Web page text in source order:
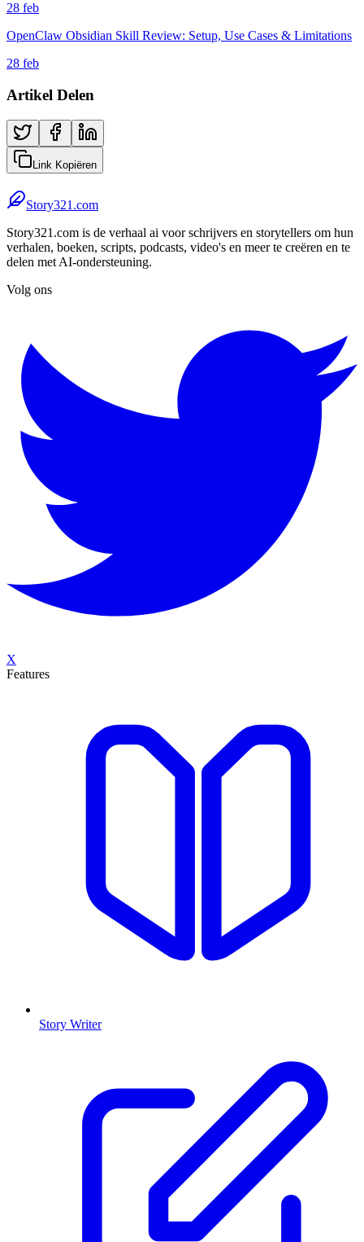
28 feb
OpenClaw Obsidian Skill Review: Setup, Use Cases & Limitations
28 feb
Artikel Delen
Link Kopiëren
Story321.com
Story321.com is de verhaal ai voor schrijvers en storytellers om hun
verhalen, boeken, scripts, podcasts, video's en meer te creëren en te
delen met AI-ondersteuning.
Volg ons
X
Features
Story Writer